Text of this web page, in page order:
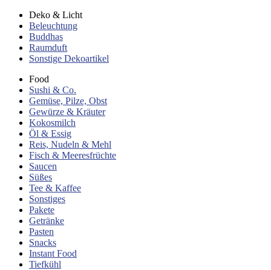
Deko & Licht
Beleuchtung
Buddhas
Raumduft
Sonstige Dekoartikel
Food
Sushi & Co.
Gemüse, Pilze, Obst
Gewürze & Kräuter
Kokosmilch
Öl & Essig
Reis, Nudeln & Mehl
Fisch & Meeresfrüchte
Saucen
Süßes
Tee & Kaffee
Sonstiges
Pakete
Getränke
Pasten
Snacks
Instant Food
Tiefkühl